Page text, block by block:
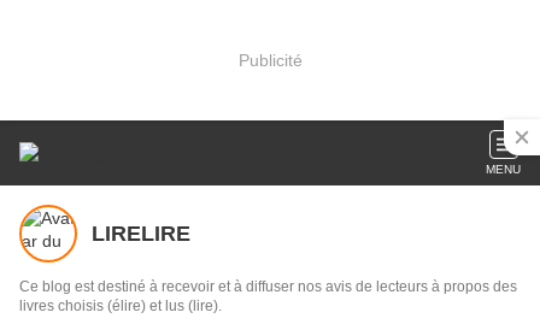
Publicité
MENU
LIRELIRE
Ce blog est destiné à recevoir et à diffuser nos avis de lecteurs à propos des
livres choisis (élire) et lus (lire).